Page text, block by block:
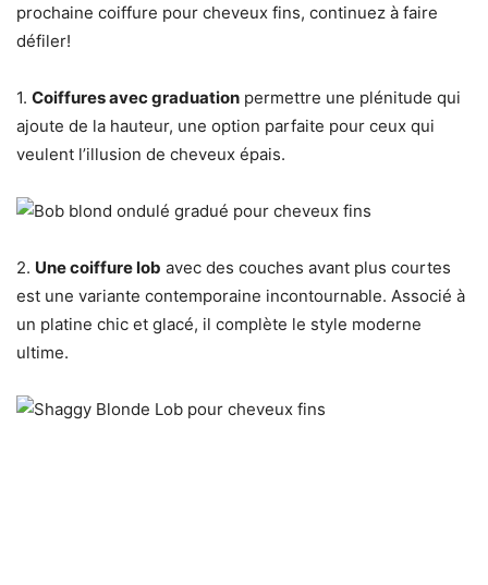
prochaine coiffure pour cheveux fins, continuez à faire
défiler!
1. Coiffures avec graduation permettre une plénitude qui
ajoute de la hauteur, une option parfaite pour ceux qui
veulent l’illusion de cheveux épais.
2. Une coiffure lob avec des couches avant plus courtes
est une variante contemporaine incontournable. Associé à
un platine chic et glacé, il complète le style moderne
ultime.